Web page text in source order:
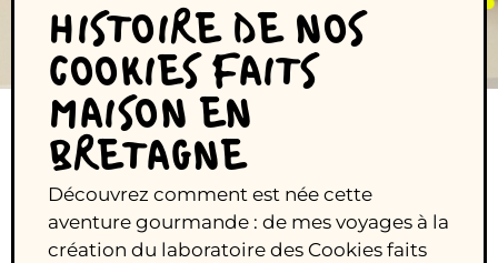
HISTOIRE DE NOS
COOKIES FAITS
MAISON EN
BRETAGNE
Découvrez comment est née cette
aventure gourmande : de mes voyages à la
création du laboratoire des Cookies faits